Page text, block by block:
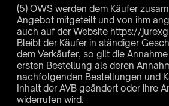
(5) OWS werden dem Käufer
Angebot mitgeteilt und von ihm
auch auf der Website https://
Bleibt der Käufer in ständiger
dem Verkäufer, so gilt die
ersten Bestellung als deren
nachfolgenden Bestellungen und
Inhalt der AVB geändert oder ihre
widerrufen wird.